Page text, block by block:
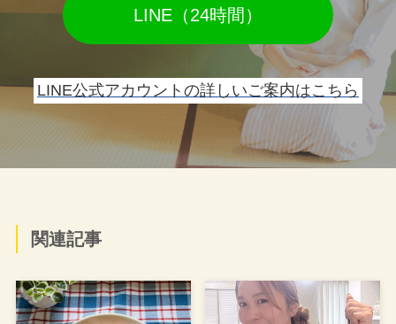
LINE（24時間）
LINE公式アカウントの詳しいご案内はこちら
関連記事